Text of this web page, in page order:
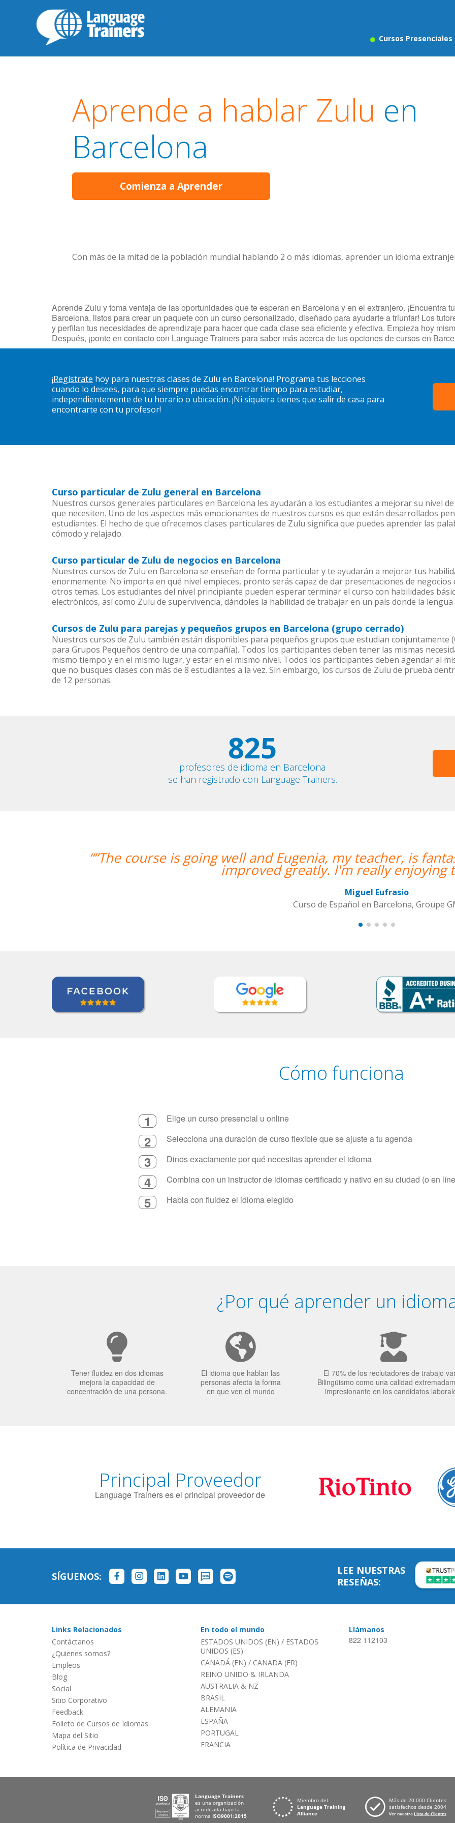
Cursos Presenciales
Aprende a hablar Zulu en
Barcelona
Comienza a Aprender
Con más de la mitad de la población mundial hablando 2 o más idiomas, aprender un idioma
Aprende Zulu y toma ventaja de las oportunidades que te esperan en Barcelona y en el extranjero. ¡Encuentra
Barcelona, listos para crear un paquete con un curso personalizado, diseñado para ayudarte a triunfar! Los
y perfilan tus necesidades de aprendizaje para hacer que cada clase sea eficiente y efectiva. Empieza hoy
Después, ¡ponte en contacto con Language Trainers para saber más acerca de tus opciones de cursos en
¡Regístrate hoy para nuestras clases de Zulu en Barcelona! Programa tus lecciones
cuando lo desees, para que siempre puedas encontrar tiempo para estudiar,
independientemente de tu horario o ubicación. ¡Ni siquiera tienes que salir de casa para
encontrarte con tu profesor!
Curso particular de Zulu general en Barcelona
Nuestros cursos generales particulares en Barcelona les ayudarán a los estudiantes a mejorar su nivel
que necesiten. Uno de los aspectos más emocionantes de nuestros cursos es que están desarrollados
estudiantes. El hecho de que ofrecemos clases particulares de Zulu significa que puedes aprender las
cómodo y relajado.
Curso particular de Zulu de negocios en Barcelona
Nuestros cursos de Zulu en Barcelona se enseñan de forma particular y te ayudarán a mejorar tus
enormemente. No importa en qué nivel empieces, pronto serás capaz de dar presentaciones de
otros temas. Los estudiantes del nivel principiante pueden esperar terminar el curso con habilidades
electrónicos, así como Zulu de supervivencia, dándoles la habilidad de trabajar en un país donde la
Cursos de Zulu para parejas y pequeños grupos en Barcelona (grupo cerrado)
Nuestros cursos de Zulu también están disponibles para pequeños grupos que estudian conjuntamente
para Grupos Pequeños dentro de una compañía). Todos los participantes deben tener las mismas
mismo tiempo y en el mismo lugar, y estar en el mismo nivel. Todos los participantes deben agendar al
que no busques clases con más de 8 estudiantes a la vez. Sin embargo, los cursos de Zulu de prueba
de 12 personas.
825
profesores de idioma en Barcelona
se han registrado con Language Trainers.
is going well and Eugenia, my teacher, is fantastic. My
improved greatly. I'm really enjoying the lessons!””
Curso de Español en Barcelona, Groupe GM
Cómo funciona
1 Elige un curso presencial u online
2 Selecciona una duración de curso flexible que se ajuste a tu agenda
3 Dinos exactamente por qué necesitas aprender el idioma
4 Combina con un instructor de idiomas certificado y nativo en su ciudad (o en
5 Habla con fluidez el idioma elegido
¿Por qué aprender un
Tener fluidez en dos idiomas
mejora la capacidad de
concentración de una persona.
El idioma que hablan las
personas afecta la forma
en que ven el mundo
El 70% de los reclutadores de trabajo
Bilingüismo como una calidad
impresionante en los candidatos
Principal Proveedor
Language Trainers es el principal proveedor de
SÍGUENOS:
LEE NUESTRAS
RESEÑAS:
Links Relacionados
Contáctanos
¿Quienes somos?
Empleos
Blog
Social
Sitio Corporativo
Feedback
Folleto de Cursos de Idiomas
Mapa del Sitio
Política de Privacidad
En todo el mundo
ESTADOS UNIDOS (EN) / ESTADOS
UNIDOS (ES)
CANADÁ (EN) / CANADA (FR)
REINO UNIDO & IRLANDA
AUSTRALIA & NZ
BRASIL
ALEMANIA
ESPAÑA
PORTUGAL
FRANCIA
Llámanos
822 112103